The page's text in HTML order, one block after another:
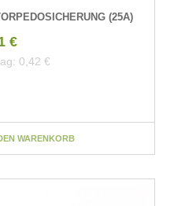
(25A)
€
0,42 €